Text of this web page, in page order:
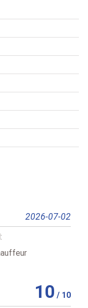
dat ik containers